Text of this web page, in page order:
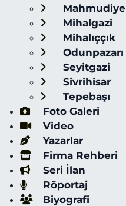
Mahmudiye
Mihalgazi
Mihalıççık
Odunpazarı
Seyitgazi
Sivrihisar
Tepebaşı
Foto Galeri
Video
Yazarlar
Firma Rehberi
Seri İlan
Röportaj
Biyografi